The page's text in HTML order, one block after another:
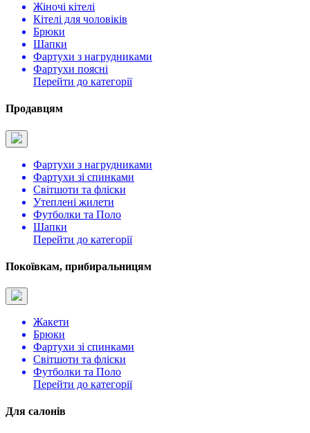
Жіночі кітелі
Кітелі для чоловіків
Брюки
Шапки
Фартухи з нагрудниками
Фартухи поясні
Перейти до категорії
Продавцям
Фартухи з нагрудниками
Фартухи зі спинками
Світшоти та фліски
Утеплені жилети
Футболки та Поло
Шапки
Перейти до категорії
Покоївкам, прибиральницям
Жакети
Брюки
Фартухи зі спинками
Світшоти та фліски
Футболки та Поло
Перейти до категорії
Для салонів